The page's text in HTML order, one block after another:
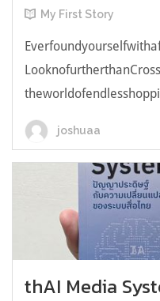
My First Story
joshuaa
thAI Media